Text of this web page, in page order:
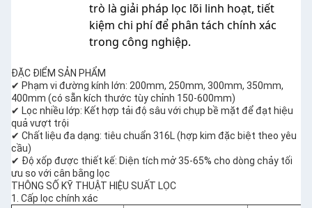
trò là giải pháp lọc lõi linh hoạt, tiết
kiệm chi phí để phân tách chính xác
trong công nghiệp.
ĐẶC ĐIỂM SẢN PHẨM
✔ Phạm vi đường kính lớn: 200mm, 250mm, 300mm, 350mm,
400mm (có sẵn kích thước tùy chỉnh 150-600mm)
✔ Lọc nhiều lớp: Kết hợp tải độ sâu với chụp bề mặt để đạt hiệu
quả vượt trội
✔ Chất liệu đa dạng: tiêu chuẩn 316L (hợp kim đặc biệt theo yêu
cầu)
✔ Độ xốp được thiết kế: Diện tích mở 35-65% cho dòng chảy tối
ưu so với cân bằng lọc
THÔNG SỐ KỸ THUẬT HIỆU SUẤT LỌC
1. Cấp lọc chính xác